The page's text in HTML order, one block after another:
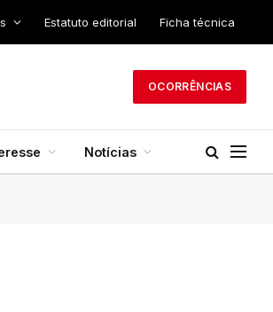
Estatuto editorial Ficha técnica
OCORRÊNCIAS
Notícias